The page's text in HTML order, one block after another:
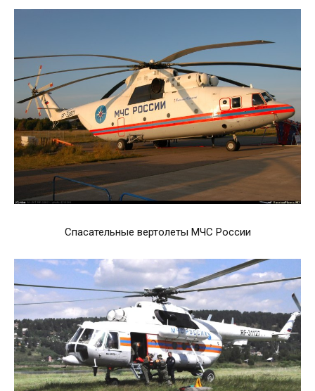
Спасательные вертолеты МЧС России